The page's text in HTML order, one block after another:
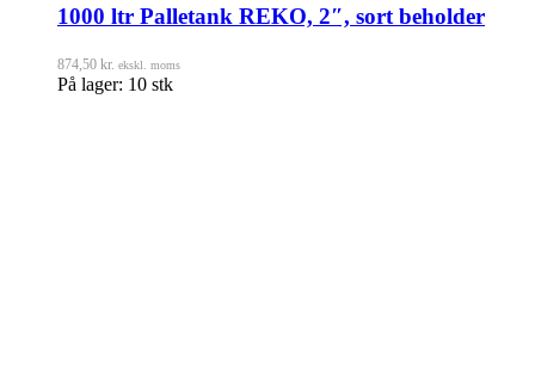
1000 ltr Palletank REKO, 2″, sort beholder
874,50 kr. ekskl. moms
På lager: 10 stk